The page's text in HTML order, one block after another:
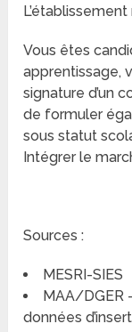
L’établissement
Vous êtes
apprentissage,
signature d’un
de formuler
sous statut
Intégrer le
Sources :
MESRI-SIES
MAA/DGER
données